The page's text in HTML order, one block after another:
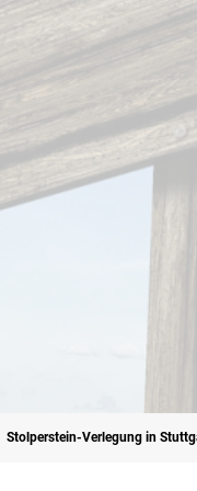
Stolperstein-Verlegung in